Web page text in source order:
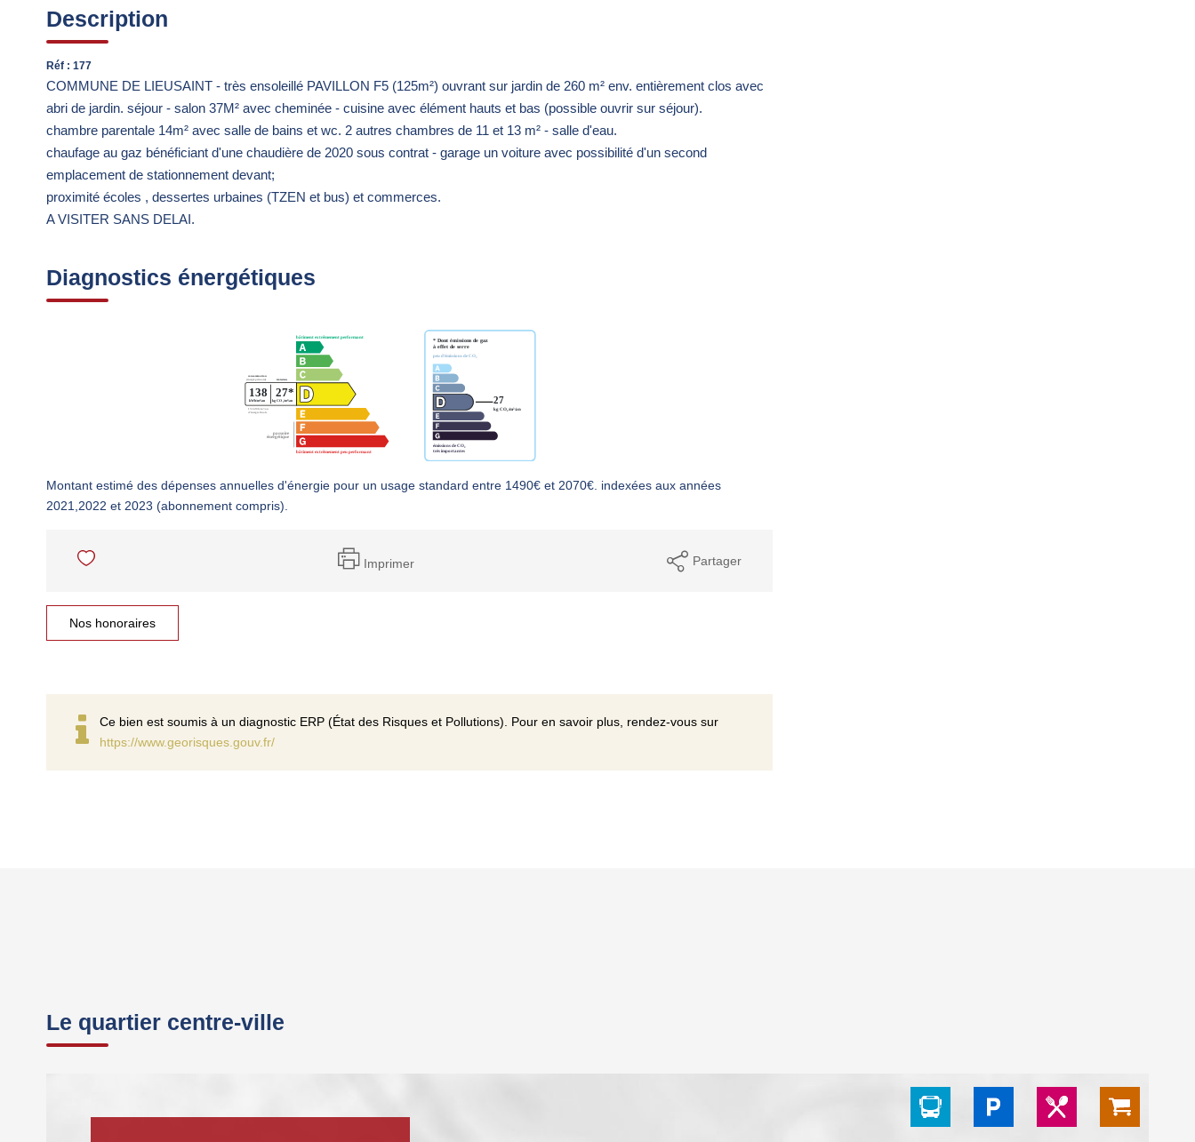
Description
Réf : 177
COMMUNE DE LIEUSAINT - très ensoleillé PAVILLON F5 (125m²) ouvrant sur jardin de 260 m² env. entièrement clos avec
abri de jardin. séjour - salon 37M² avec cheminée - cuisine avec élément hauts et bas (possible ouvrir sur séjour).
chambre parentale 14m² avec salle de bains et wc. 2 autres chambres de 11 et 13 m² - salle d'eau.
chaufage au gaz bénéficiant d'une chaudière de 2020 sous contrat - garage un voiture avec possibilité d'un second
emplacement de stationnement devant;
proximité écoles , dessertes urbaines (TZEN et bus) et commerces.
A VISITER SANS DELAI.
Diagnostics énergétiques
Montant estimé des dépenses annuelles d'énergie pour un usage standard entre 1490€ et 2070€. indexées aux années
2021,2022 et 2023 (abonnement compris).
Imprimer Partager
Nos honoraires
Ce bien est soumis à un diagnostic ERP (État des Risques et Pollutions). Pour en savoir plus, rendez-vous sur
https://www.georisques.gouv.fr/
Le quartier centre-ville